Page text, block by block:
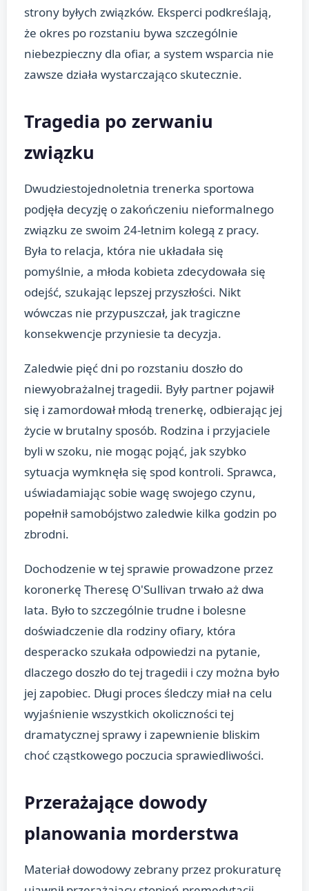
strony byłych związków. Eksperci podkreślają,
że okres po rozstaniu bywa szczególnie
niebezpieczny dla ofiar, a system wsparcia nie
zawsze działa wystarczająco skutecznie.
Tragedia po zerwaniu
związku
Dwudziestojednoletnia trenerka sportowa
podjęła decyzję o zakończeniu nieformalnego
związku ze swoim 24-letnim kolegą z pracy.
Była to relacja, która nie układała się
pomyślnie, a młoda kobieta zdecydowała się
odejść, szukając lepszej przyszłości. Nikt
wówczas nie przypuszczał, jak tragiczne
konsekwencje przyniesie ta decyzja.
Zaledwie pięć dni po rozstaniu doszło do
niewyobrażalnej tragedii. Były partner pojawił
się i zamordował młodą trenerkę, odbierając jej
życie w brutalny sposób. Rodzina i przyjaciele
byli w szoku, nie mogąc pojąć, jak szybko
sytuacja wymknęła się spod kontroli. Sprawca,
uświadamiając sobie wagę swojego czynu,
popełnił samobójstwo zaledwie kilka godzin po
zbrodni.
Dochodzenie w tej sprawie prowadzone przez
koronerkę Theresę O'Sullivan trwało aż dwa
lata. Było to szczególnie trudne i bolesne
doświadczenie dla rodziny ofiary, która
desperacko szukała odpowiedzi na pytanie,
dlaczego doszło do tej tragedii i czy można było
jej zapobiec. Długi proces śledczy miał na celu
wyjaśnienie wszystkich okoliczności tej
dramatycznej sprawy i zapewnienie bliskim
choć cząstkowego poczucia sprawiedliwości.
Przerażające dowody
planowania morderstwa
Materiał dowodowy zebrany przez prokuraturę